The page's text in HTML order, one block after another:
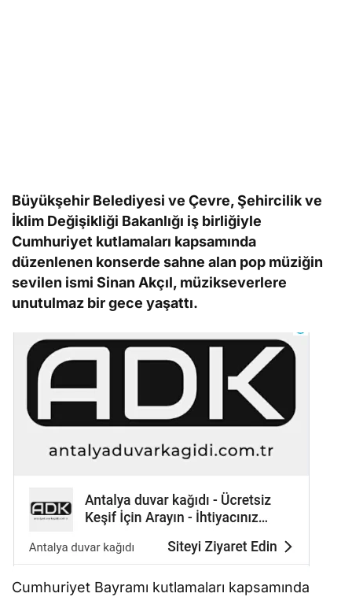
Büyükşehir Belediyesi ve Çevre, Şehircilik ve
İklim Değişikliği Bakanlığı iş birliğiyle
Cumhuriyet kutlamaları kapsamında
düzenlenen konserde sahne alan pop müziğin
sevilen ismi Sinan Akçıl, müzikseverlere
unutulmaz bir gece yaşattı.
Cumhuriyet Bayramı kutlamaları kapsamında